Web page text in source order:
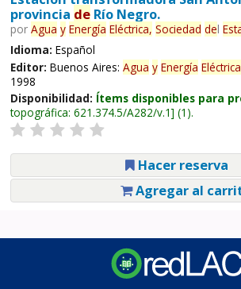
provincia deRío Negro.
por Agua y Energía Eléctrica, Sociedad del
Idioma: Español
Editor: Buenos Aires: Agua y Energía
1998
Disponibilidad: Ítems disponibles para
topográfica: 621.374.5/A282/v.1 (1).
Hacer reserva
Agregar al